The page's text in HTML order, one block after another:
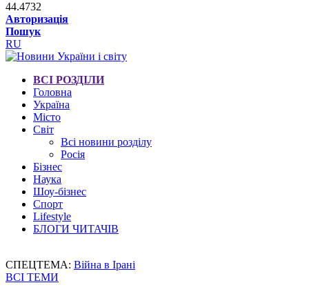
44.4732
Авторизація
Пошук
RU
ВСІ РОЗДІЛИ
Головна
Україна
Місто
Світ
Всі новини розділу
Росія
Бізнес
Наука
Шоу-бізнес
Спорт
Lifestyle
БЛОГИ ЧИТАЧІВ
СПЕЦТЕМА: Війна в Ірані
ВСІ ТЕМИ